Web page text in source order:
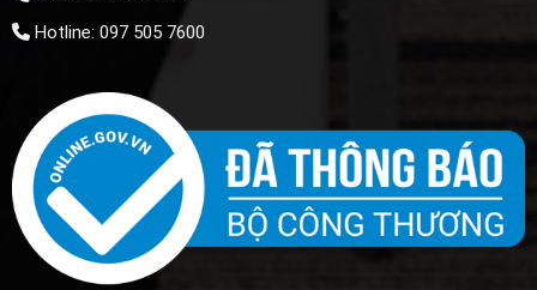
Hotline: 097 505 7600